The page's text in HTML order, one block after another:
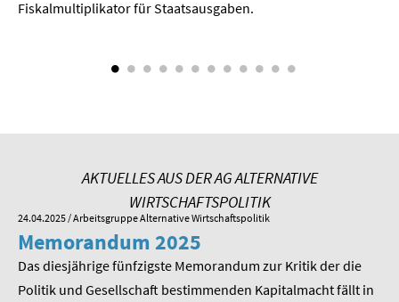
Fiskalmultiplikator für Staatsausgaben.
AKTUELLES AUS DER AG ALTERNATIVE
WIRTSCHAFTSPOLITIK
24.04.2025 / Arbeitsgruppe Alternative Wirtschaftspolitik
Memorandum 2025
Das diesjährige fünfzigste Memorandum zur Kritik der die
Politik und Gesellschaft bestimmenden Kapitalmacht fällt in